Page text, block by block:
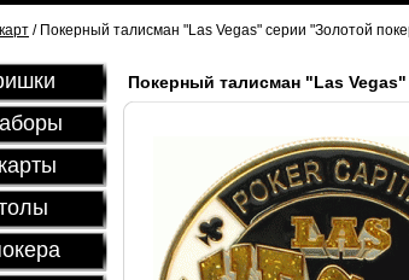
/ Покерный талисман "Las Vegas" серии "Золотой
Покерный талисман "Las